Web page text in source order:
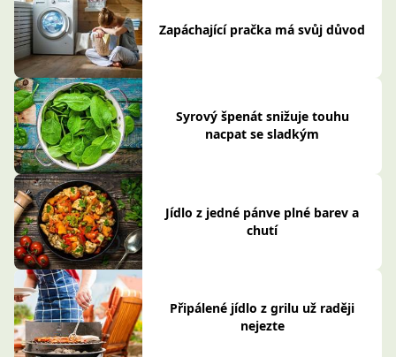
Zapáchající pračka má svůj důvod
Syrový špenát snižuje touhu
nacpat se sladkým
Jídlo z jedné pánve plné barev a
chutí
Připálené jídlo z grilu už raději
nejezte